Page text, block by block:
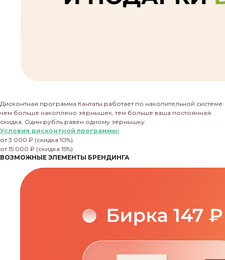
Дисконтная программа Кантаты работает по накопительной системе:
чем больше накоплено зёрнышек, тем больше ваша постоянная
скидка. Один рубль равен одному зёрнышку.
Условия дисконтной программы:
от 3 000 ₽ (скидка 10%)
от 15 000 ₽ (скидка 15%)
ВОЗМОЖНЫЕ ЭЛЕМЕНТЫ БРЕНДИНГА